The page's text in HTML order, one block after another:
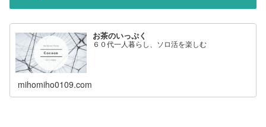
お茶のいっぷく
６０代一人暮らし、ソロ活を楽しむ
mihomiho0109.com